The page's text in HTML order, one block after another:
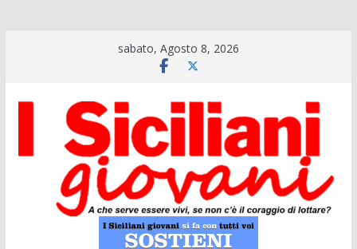
sabato, Agosto 8, 2026